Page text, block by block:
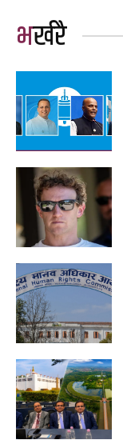
भर्खरै